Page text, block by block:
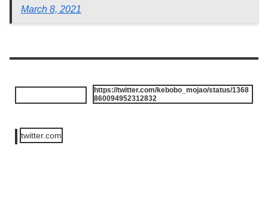
March 8, 2021
https://twitter.com/kebobo_mojao/status/1368
860094952312832
twitter.com